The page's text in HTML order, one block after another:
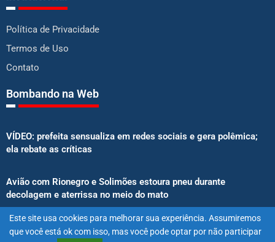
Política de Privacidade
Termos de Uso
Contato
Bombando na Web
VÍDEO: prefeita sensualiza em redes sociais e gera polêmica;
ela rebate as críticas
Avião com Rionegro e Solimões estoura pneu durante
decolagem e aterrissa no meio do mato
Senado aprova proibição de atletas e influenciadores em
Este site usa cookies para melhorar sua experiência. Assumiremos
que você está ok com isso, mas você pode optar por não participar